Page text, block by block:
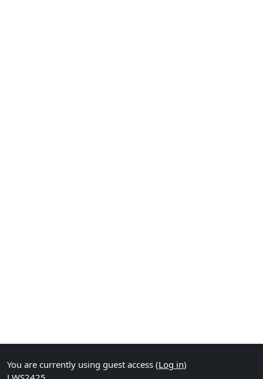
You are currently using guest access (Log in)